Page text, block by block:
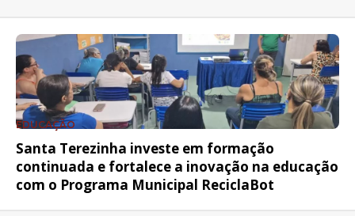
EDUCAÇÃO
Santa Terezinha investe em formação
continuada e fortalece a inovação na educação
com o Programa Municipal ReciclaBot